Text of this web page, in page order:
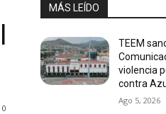
0
MÁS LEÍDO
TEEM
violencia
contra
Ago 5, 2026